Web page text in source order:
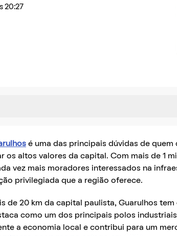
20:27
é uma das principais dúvidas de
os altos valores da capital. Com mais de 1
vez mais moradores interessados na
privilegiada que a região oferece.
de 20 km da capital paulista, Guarulhos
como um dos principais polos
a economia local e contribui para um